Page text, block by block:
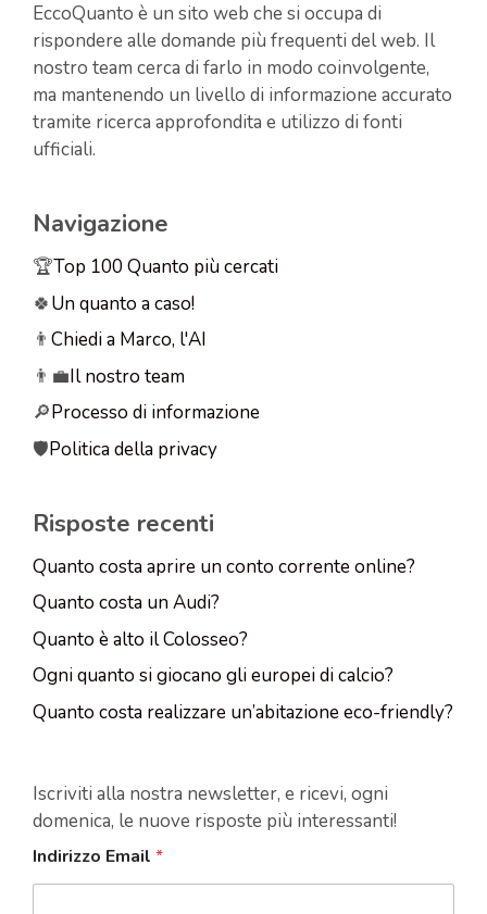
EccoQuanto è un sito web che si occupa di
rispondere alle domande più frequenti del web. Il
nostro team cerca di farlo in modo coinvolgente,
ma mantenendo un livello di informazione accurato
tramite ricerca approfondita e utilizzo di fonti
ufficiali.
Navigazione
🏆Top 100 Quanto più cercati
🍀Un quanto a caso!
👨 Chiedi a Marco, l'AI
👨‍💼Il nostro team
🔎Processo di informazione
🛡️Politica della privacy
Risposte recenti
Quanto costa aprire un conto corrente online?
Quanto costa un Audi?
Quanto è alto il Colosseo?
Ogni quanto si giocano gli europei di calcio?
Quanto costa realizzare un’abitazione eco-friendly?
Iscriviti alla nostra newsletter, e ricevi, ogni
domenica, le nuove risposte più interessanti!
Indirizzo Email *